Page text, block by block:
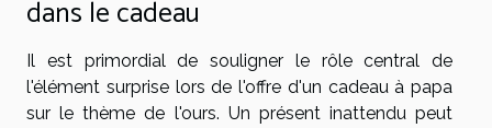
dans le cadeau
Il est primordial de souligner le rôle central de
l'élément surprise lors de l'offre d'un cadeau à papa
sur le thème de l'ours. Un présent inattendu peut